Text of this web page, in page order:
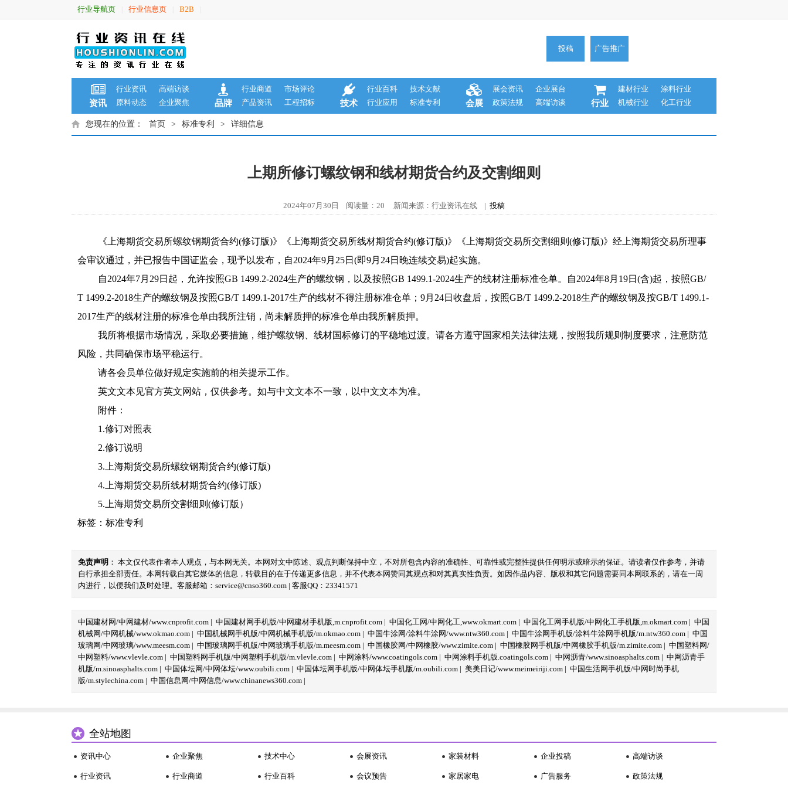
行业导航页 行业信息页 B2B
投稿 广告推广
资讯
行业资讯
高端访谈
原料动态
企业聚焦 品牌
行业商道
市场评论
产品资讯
工程招标 技术
行业百科
技术文献
行业应用
标准专利 会展
展会资讯
企业展台
政策法规
高端访谈 行业
建材行业
涂料行业
机械行业
化工行业
您现在的位置： 首页 > 标准专利 > 详细信息
上期所修订螺纹钢和线材期货合约及交割细则
2024年07月30日 阅读量：20 新闻来源：行业资讯在线 | 投稿
《上海期货交易所螺纹钢期货合约(修订版)》《上海期货交易所线材期货合约(修订版)》《上海期货交易所交割细则(修订版)》经上海期货交易所理事
会审议通过，并已报告中国证监会，现予以发布，自2024年9月25日(即9月24日晚连续交易)起实施。
自2024年7月29日起，允许按照GB 1499.2-2024生产的螺纹钢，以及按照GB 1499.1-2024生产的线材注册标准仓单。自2024年8月19日(含)起，按照GB/
T 1499.2-2018生产的螺纹钢及按照GB/T 1499.1-2017生产的线材不得注册标准仓单；9月24日收盘后，按照GB/T 1499.2-2018生产的螺纹钢及按GB/T 1499.1-
2017生产的线材注册的标准仓单由我所注销，尚未解质押的标准仓单由我所解质押。
我所将根据市场情况，采取必要措施，维护螺纹钢、线材国标修订的平稳地过渡。请各方遵守国家相关法律法规，按照我所规则制度要求，注意防范
风险，共同确保市场平稳运行。
请各会员单位做好规定实施前的相关提示工作。
英文文本见官方英文网站，仅供参考。如与中文文本不一致，以中文文本为准。
附件：
1.修订对照表
2.修订说明
3.上海期货交易所螺纹钢期货合约(修订版)
4.上海期货交易所线材期货合约(修订版)
5.上海期货交易所交割细则(修订版）
标签： 标准专利
免责声明 ： 本文仅代表作者本人观点，与本网无关。本网对文中陈述、观点判断保持中立，不对所包含内容的准确性、可靠性或完整性提供任何明示或暗示的保证。请读者仅作参考，并请
自行承担全部责任。本网转载自其它媒体的信息，转载目的在于传递更多信息，并不代表本网赞同其观点和对其真实性负责。如因作品内容、版权和其它问题需要同本网联系的，请在一周
内进行，以便我们及时处理。客服邮箱：service@cnso360.com | 客服QQ：23341571
中国建材网/中网建材/www.cnprofit.com | 中国建材网手机版/中网建材手机版,m.cnprofit.com | 中国化工网/中网化工,www.okmart.com | 中国化工网手机版/中网化工手机版,m.okmart.com | 中国
机械网/中网机械/www.okmao.com | 中国机械网手机版/中网机械手机版/m.okmao.com | 中国牛涂网/涂料牛涂网/www.ntw360.com | 中国牛涂网手机版/涂料牛涂网手机版/m.ntw360.com | 中国
玻璃网/中网玻璃/www.meesm.com | 中国玻璃网手机版/中网玻璃手机版/m.meesm.com | 中国橡胶网/中网橡胶/www.zimite.com | 中国橡胶网手机版/中网橡胶手机版/m.zimite.com | 中国塑料网/
中网塑料/www.vlevle.com | 中国塑料网手机版/中网塑料手机版/m.vlevle.com | 中网涂料/www.coatingols.com | 中网涂料手机版.coatingols.com | 中网沥青/www.sinoasphalts.com | 中网沥青手
机版/m.sinoasphalts.com | 中国体坛网/中网体坛/www.oubili.com | 中国体坛网手机版/中网体坛手机版/m.oubili.com | 美美日记/www.meimeiriji.com | 中国生活网手机版/中网时尚手机
版/m.stylechina.com | 中国信息网/中网信息/www.chinanews360.com |
全站地图
资讯中心
行业资讯
企业聚焦
行业商道
技术中心
行业百科
会展资讯
会议预告
家装材料
家居家电
企业投稿
广告服务
高端访谈
政策法规